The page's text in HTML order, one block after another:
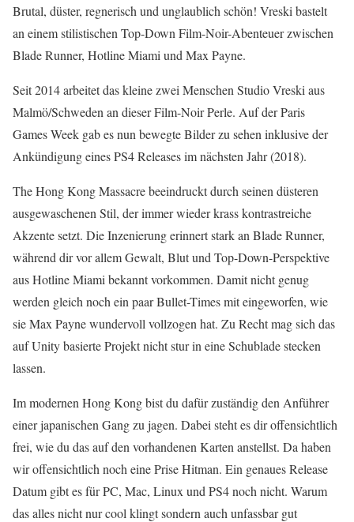
Brutal, düster, regnerisch und unglaublich schön! Vreski bastelt
an einem stilistischen Top-Down Film-Noir-Abenteuer zwischen
Blade Runner, Hotline Miami und Max Payne.
Seit 2014 arbeitet das kleine zwei Menschen Studio Vreski aus
Malmö/Schweden an dieser Film-Noir Perle. Auf der Paris
Games Week gab es nun bewegte Bilder zu sehen inklusive der
Ankündigung eines PS4 Releases im nächsten Jahr (2018).
The Hong Kong Massacre beeindruckt durch seinen düsteren
ausgewaschenen Stil, der immer wieder krass kontrastreiche
Akzente setzt. Die Inzenierung erinnert stark an Blade Runner,
während dir vor allem Gewalt, Blut und Top-Down-Perspektive
aus Hotline Miami bekannt vorkommen. Damit nicht genug
werden gleich noch ein paar Bullet-Times mit eingeworfen, wie
sie Max Payne wundervoll vollzogen hat. Zu Recht mag sich das
auf Unity basierte Projekt nicht stur in eine Schublade stecken
lassen.
Im modernen Hong Kong bist du dafür zuständig den Anführer
einer japanischen Gang zu jagen. Dabei steht es dir offensichtlich
frei, wie du das auf den vorhandenen Karten anstellst. Da haben
wir offensichtlich noch eine Prise Hitman. Ein genaues Release
Datum gibt es für PC, Mac, Linux und PS4 noch nicht. Warum
das alles nicht nur cool klingt sondern auch unfassbar gut